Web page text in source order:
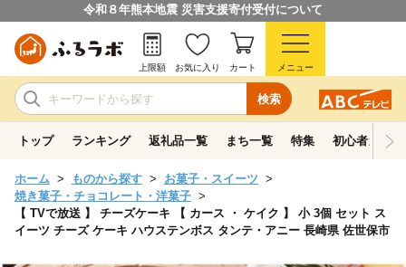
令和８年熊本地震 災害支援寄付受付について
検索
上限額 お気に入り カート メニュー
トップ ランキング 返礼品一覧 まち一覧 特集 初心者ガイド
ホーム ものから探す
お菓子・スイーツ
焼き菓子・チョコレート・洋菓子
【 TVで放送 】 チーズケーキ 【 カース ・ ケイク 】 小 3個 セット ス
イーツ チーズ ケーキ ハウステンボス タンテ・アニー 長崎県 佐世保市